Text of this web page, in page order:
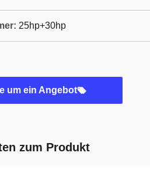
25hp+30hp
um ein Angebot
zum Produkt